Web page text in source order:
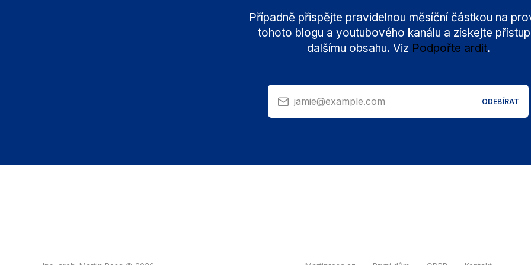
Případně přispějte pravidelnou měsíční částkou na
tohoto blogu a youtubového kanálu a získejte
dalšímu obsahu. Viz Podpořte ardit.
jamie@example.com ODEBÍRAT